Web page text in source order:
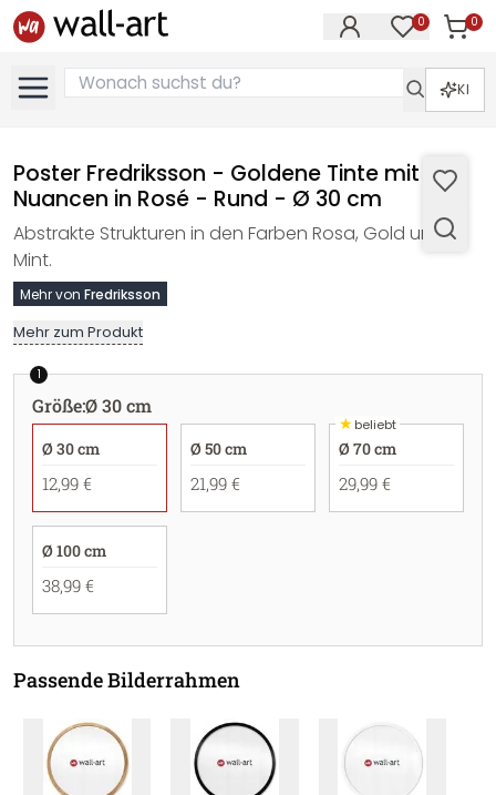
0 0
KI
Poster Fredriksson - Goldene Tinte mit
Nuancen in Rosé - Rund - Ø 30 cm
Abstrakte Strukturen in den Farben Rosa, Gold und
Mint.
Mehr von Fredriksson
Mehr zum Produkt
1
Größe:Ø 30 cm
Ø 30 cm
12,99 €
Ø 50 cm
21,99 €
★beliebt
Ø 70 cm
29,99 €
Ø 100 cm
38,99 €
Passende Bilderrahmen